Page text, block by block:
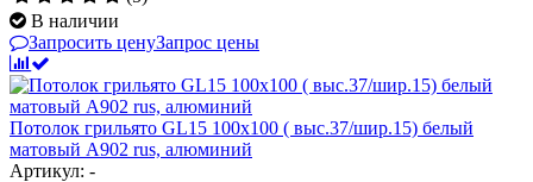
В наличии
Запросить ценуЗапрос цены
Потолок грильято GL15 100х100 ( выс.37/шир.15) белый
матовый А902 rus, алюминий
Артикул: -